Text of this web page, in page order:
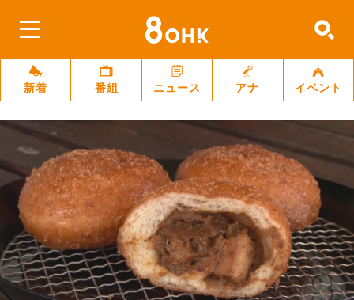
新着 番組 ニュース アナ イベント